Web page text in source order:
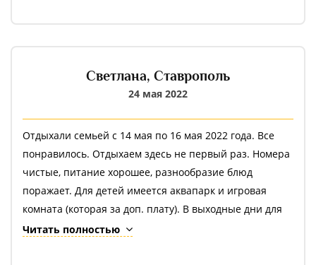
Светлана, Ставрополь
24 мая 2022
Отдыхали семьей с 14 мая по 16 мая 2022 года. Все
понравилось. Отдыхаем здесь не первый раз. Номера
чистые, питание хорошее, разнообразие блюд
поражает. Для детей имеется аквапарк и игровая
комната (которая за доп. плату). В выходные дни для
детей работают аниматоры. Хотелось бы, чтобы и для
Читать полностью